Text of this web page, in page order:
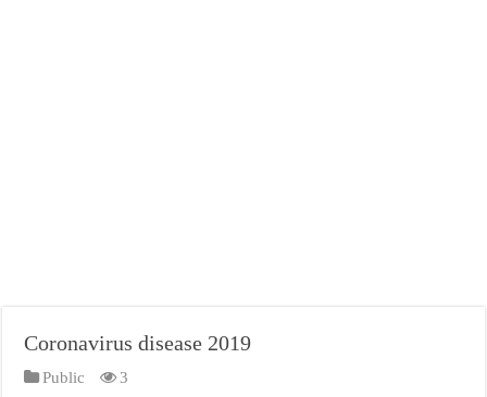
Coronavirus disease 2019
Public 3